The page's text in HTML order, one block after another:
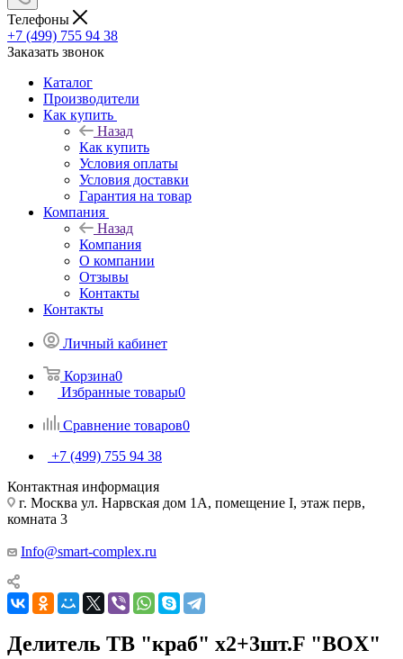
Телефоны
+7 (499) 755 94 38
Заказать звонок
Каталог
Производители
Как купить
Назад
Как купить
Условия оплаты
Условия доставки
Гарантия на товар
Компания
Назад
Компания
О компании
Отзывы
Контакты
Контакты
Личный кабинет
Корзина0
Избранные товары0
Сравнение товаров0
+7 (499) 755 94 38
Контактная информация
г. Москва ул. Нарвская дом 1А, помещение I, этаж перв,
комната 3
Info@smart-complex.ru
Делитель ТВ "краб" x2+3шт.F "BOX"